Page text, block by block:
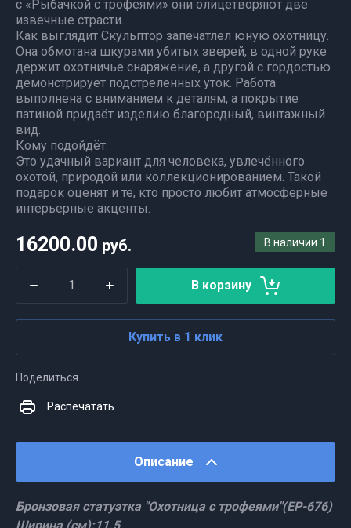
с «Рыбачкой с трофеями» они олицетворяют две
извечные страсти.
Как выглядит Скульптор запечатлел юную охотницу.
Она обмотана шкурами убитых зверей, в одной руке
держит охотничье снаряжение, а другой с гордостью
демонстрирует подстреленных уток. Работа
выполнена с вниманием к деталям, а покрытие
патиной придаёт изделию благородный, винтажный
вид.
Кому подойдёт.
Это удачный вариант для человека, увлечённого
охотой, природой или коллекционированием. Такой
подарок оценят и те, кто просто любит атмосферные
интерьерные акценты.
В наличии 1
16200.00 руб.
В корзину
Купить в 1 клик
Поделиться
Распечатать
Описание
Бронзовая статуэтка "Охотница с трофеями"(ЕР-676)